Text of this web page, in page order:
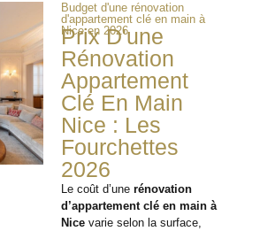
Budget d'une rénovation
d'appartement clé en main à
Nice en 2026
Prix D'une
Rénovation
Appartement
Clé En Main
Nice : Les
Fourchettes
2026
Le coût d’unerénovation
d’appartement clé en main à
Nice varie selon la surface,